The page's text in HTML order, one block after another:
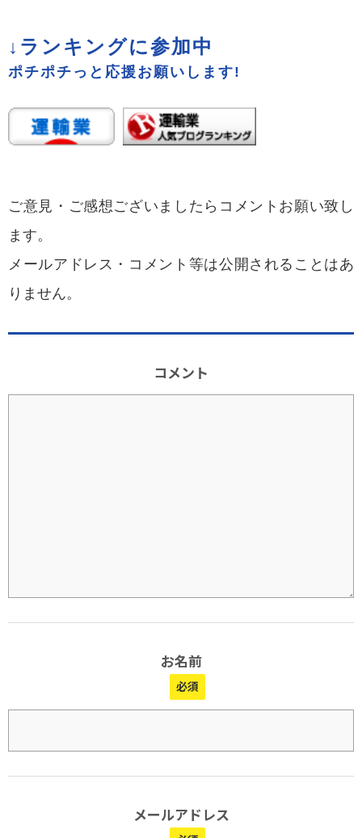
↓ランキングに参加中
ポチポチっと応援お願いします!
ご意見・ご感想ございましたらコメントお願い致し
ます。
メールアドレス・コメント等は公開されることはあ
りません。
コメント
お名前
メールアドレス